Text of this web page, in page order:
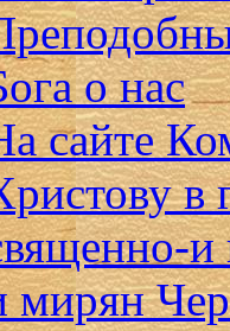
о нас
сайте
в
и
мирян